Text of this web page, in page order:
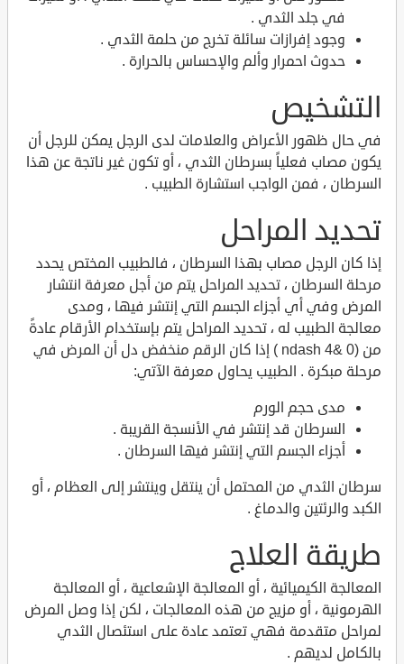
في جلد الثدي .
وجود إفرازات سائلة تخرج من حلمة الثدي .
حدوث احمرار وألم والإحساس بالحرارة .
التشخيص
في حال ظهور الأعراض والعلامات لدى الرجل يمكن للرجل أن
يكون مصاب فعلياً بسرطان الثدي ، أو تكون غير ناتجة عن هذا
السرطان ، فمن الواجب استشارة الطبيب .
تحديد المراحل
إذا كان الرجل مصاب بهذا السرطان ، فالطبيب المختص يحدد
مرحلة السرطان ، تحديد المراحل يتم من أجل معرفة انتشار
المرض وفي أي أجزاء الجسم التي إنتشر فيها ، ومدى
معالجة الطبيب له ، تحديد المراحل يتم بإستخدام الأرقام عادةً
من (0 &ndash 4 ) إذا كان الرقم منخفض دل أن المرض في
مرحلة مبكرة . الطبيب يحاول معرفة الآتي:
مدى حجم الورم
السرطان قد إنتشر في الأنسجة القريبة .
أجزاء الجسم التي إنتشر فيها السرطان .
سرطان الثدي من المحتمل أن ينتقل وينتشر إلى العظام ، أو
الكبد والرئتين والدماغ .
طريقة العلاج
المعالجة الكيميائية ، أو المعالجة الإشعاعية ، أو المعالجة
الهرمونية ، أو مزيج من هذه المعالجات ، لكن إذا وصل المرض
لمراحل متقدمة فهي تعتمد عادة على استئصال الثدي
بالكامل لديهم .